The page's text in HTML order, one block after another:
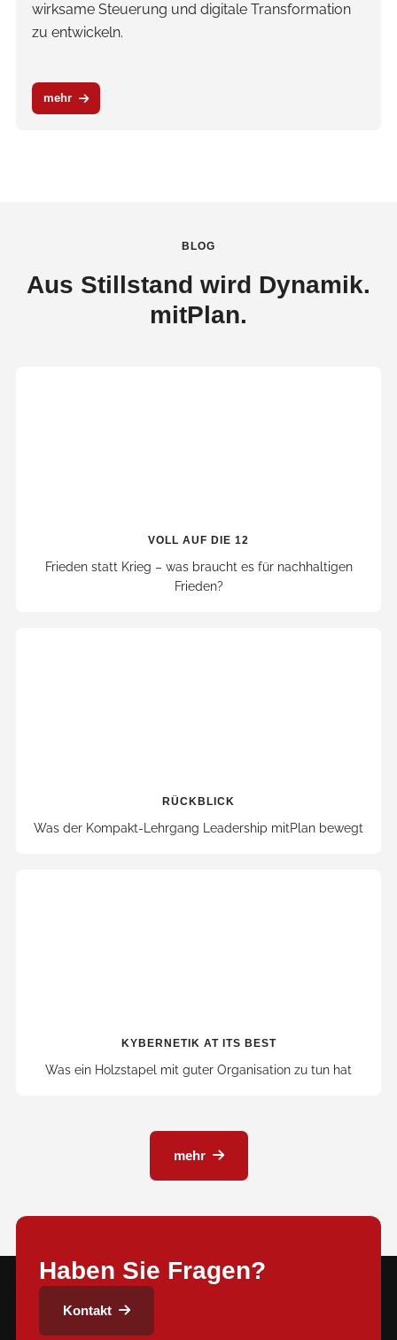
wirksame Steuerung und digitale Transformation
zu entwickeln.
mehr
BLOG
Aus Stillstand wird Dynamik.
mitPlan.
VOLL AUF DIE 12
Frieden statt Krieg – was braucht es für nachhaltigen
Frieden?
RÜCKBLICK
Was der Kompakt-Lehrgang Leadership mitPlan bewegt
KYBERNETIK AT ITS BEST
Was ein Holzstapel mit guter Organisation zu tun hat
mehr
Haben Sie Fragen?
Kontakt